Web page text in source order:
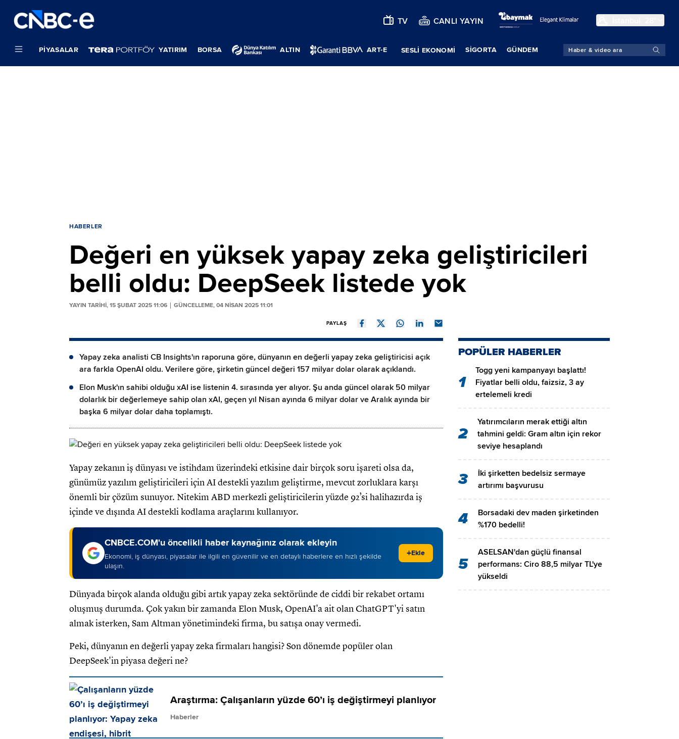
TV CANLI YAYIN
PIYASALAR YATIRIM BORSA ALTIN ART-E SESLİ EKONOMİ SIGORTA GÜNDEM
HABERLER
Değeri en yüksek yapay zeka geliştiricileri
belli oldu: DeepSeek listede yok
YAYIN TARİHİ, 15 ŞUBAT 2025 11:06 GÜNCELLEME, 04 NISAN 2025 11:01
PAYLAŞ
Yapay zeka analisti CB Insights'ın raporuna göre, dünyanın en değerli yapay zeka geliştiricisi açık
ara farkla OpenAI oldu. Verilere göre, şirketin güncel değeri 157 milyar dolar olarak açıklandı.
Elon Musk'ın sahibi olduğu xAI ise listenin 4. sırasında yer alıyor. Şu anda güncel olarak 50 milyar
dolarlık bir değerlemeye sahip olan xAI, geçen yıl Nisan ayında 6 milyar dolar ve Aralık ayında bir
başka 6 milyar dolar daha toplamıştı.
Yapay zekanın iş dünyası ve istihdam üzerindeki etkisine dair birçok soru işareti olsa da,
günümüz yazılım geliştiricileri için AI destekli yazılım geliştirme, mevcut zorluklara karşı
önemli bir çözüm sunuyor. Nitekim ABD merkezli geliştiricilerin yüzde 92’si halihazırda iş
içinde ve dışında AI destekli kodlama araçlarını kullanıyor.
CNBCE.COM'u öncelikli haber kaynağınız olarak ekleyin
Ekonomi, iş dünyası, piyasalar ile ilgili en güvenilir ve en detaylı haberlere en hızlı şekilde
ulaşın.
+Ekle
Dünyada birçok alanda olduğu gibi artık yapay zeka sektöründe de ciddi bir rekabet ortamı
oluşmuş durumda. Çok yakın bir zamanda Elon Musk, OpenAI'a ait olan ChatGPT'yi satın
almak isterken, Sam Altman yönetimindeki firma, bu satışa onay vermedi.
Peki, dünyanın en değerli yapay zeka firmaları hangisi? Son dönemde popüler olan
DeepSeek'in piyasa değeri ne?
Araştırma: Çalışanların yüzde 60’ı iş değiştirmeyi planlıyor
Haberler
POPÜLER HABERLER
1
Togg yeni kampanyayı başlattı!
Fiyatlar belli oldu, faizsiz, 3 ay
ertelemeli kredi
2
Yatırımcıların merak ettiği altın
tahmini geldi: Gram altın için rekor
seviye hesaplandı
3
İki şirketten bedelsiz sermaye
artırımı başvurusu
4
Borsadaki dev maden şirketinden
%170 bedelli!
5
ASELSAN'dan güçlü finansal
performans: Ciro 88,5 milyar TL'ye
yükseldi